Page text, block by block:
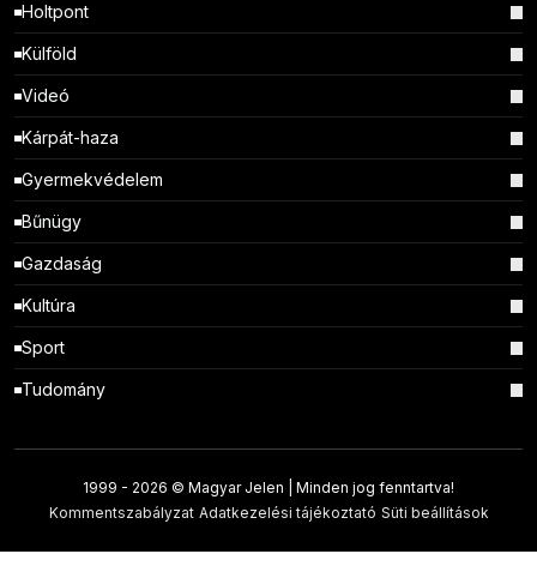
Holtpont
Külföld
Videó
Kárpát-haza
Gyermekvédelem
Bűnügy
Gazdaság
Kultúra
Sport
Tudomány
1999 - 2026 © Magyar Jelen | Minden jog fenntartva!
Kommentszabályzat Adatkezelési tájékoztató Süti beállítások